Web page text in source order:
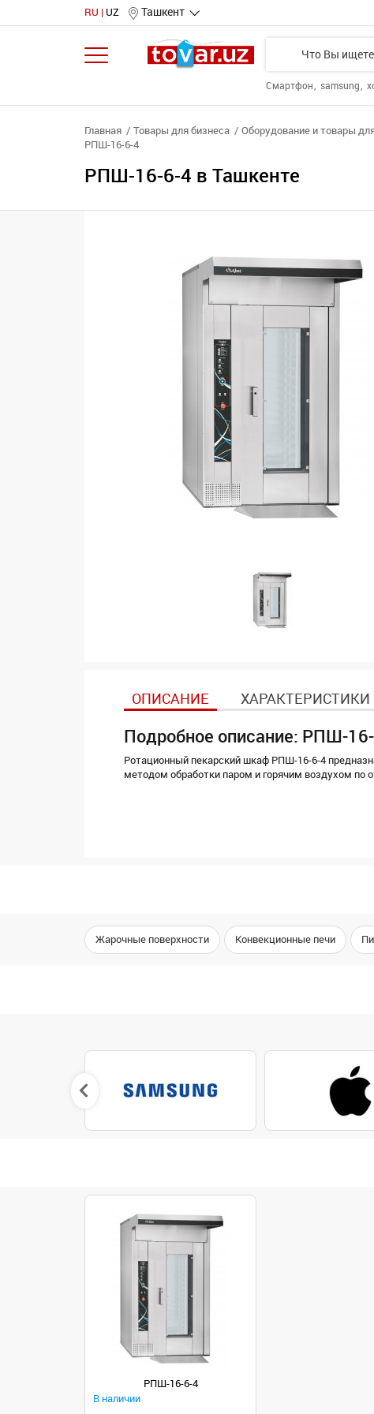
RU UZ Ташкент
Смартфон samsung
Главная Товары для бизнеса Оборудование и товары
РПШ-16-6-4
РПШ-16-6-4 в Ташкенте
ОПИСАНИЕ ХАРАКТЕРИСТИКИ
Подробное описание: РПШ-
Ротационный пекарский шкаф РПШ-16-6-4
методом обработки паром и горячим воздухом по
Жарочные поверхности Конвекционные печи
РПШ-16-6-4
В наличии